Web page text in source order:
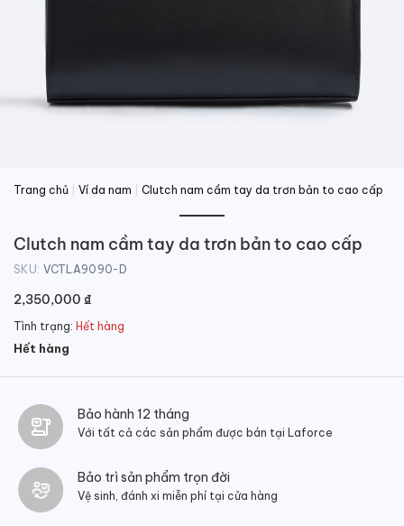
Trang chủ Ví da nam Clutch nam cầm tay da trơn bản to cao cấp
Clutch nam cầm tay da trơn bản to cao cấp
SKU: VCTLA9090-D
2,350,000 ₫
Tình trạng: Hết hàng
Hết hàng
Bảo hành 12 tháng
Với tất cả các sản phẩm được bán tại Laforce
Bảo trì sản phẩm trọn đời
Vệ sinh, đánh xi miễn phí tại cửa hàng